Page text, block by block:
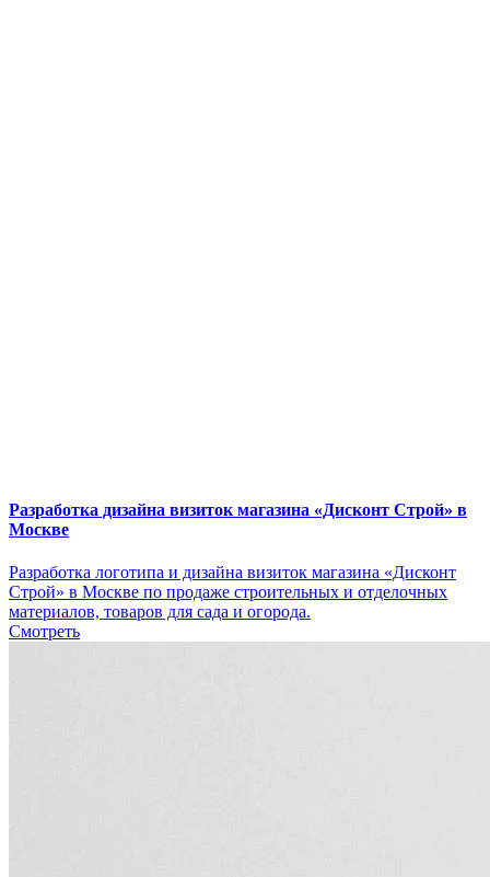
Разработка дизайна визиток магазина «Дисконт Строй» в
Москве
Разработка логотипа и дизайна визиток магазина «Дисконт
Строй» в Москве по продаже строительных и отделочных
материалов, товаров для сада и огорода.
Смотреть